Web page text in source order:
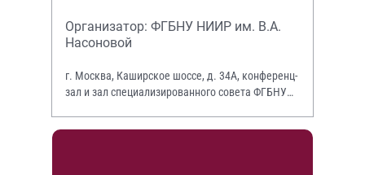
Организатор: ФГБНУ НИИР им. В.А.
Насоновой
г. Москва, Каширское шоссе, д. 34А, конференц-
зал и зал специализированного совета ФГБНУ